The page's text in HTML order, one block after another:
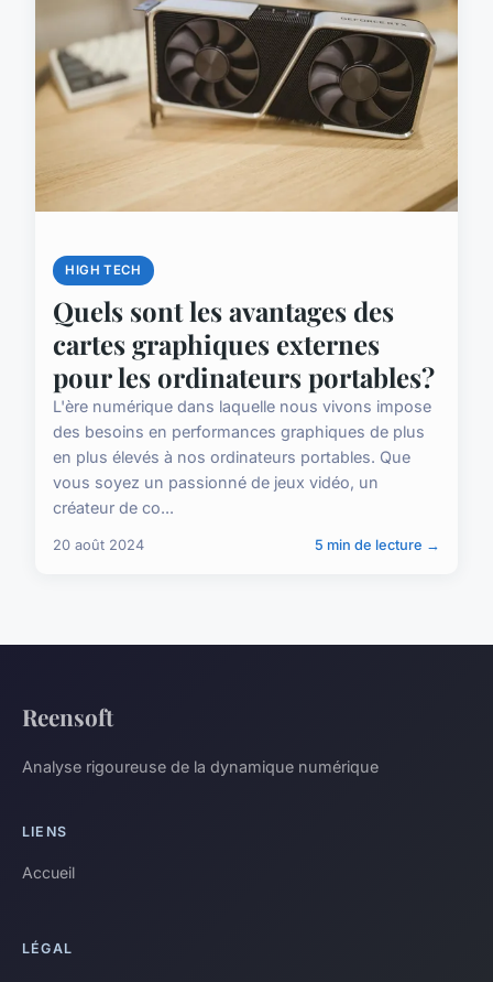
HIGH TECH
Quels sont les avantages des
cartes graphiques externes
pour les ordinateurs portables?
L'ère numérique dans laquelle nous vivons impose
des besoins en performances graphiques de plus
en plus élevés à nos ordinateurs portables. Que
vous soyez un passionné de jeux vidéo, un
créateur de co...
20 août 2024 5 min de lecture →
Reensoft
Analyse rigoureuse de la dynamique numérique
LIENS
Accueil
LÉGAL